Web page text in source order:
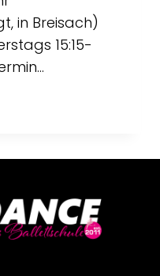
in Breisach)
15:15-